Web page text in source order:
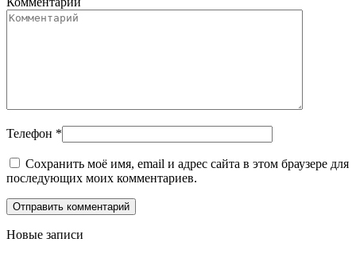
Телефон *
Сохранить моё имя, email и адрес сайта в этом браузере для
последующих моих комментариев.
Новые записи